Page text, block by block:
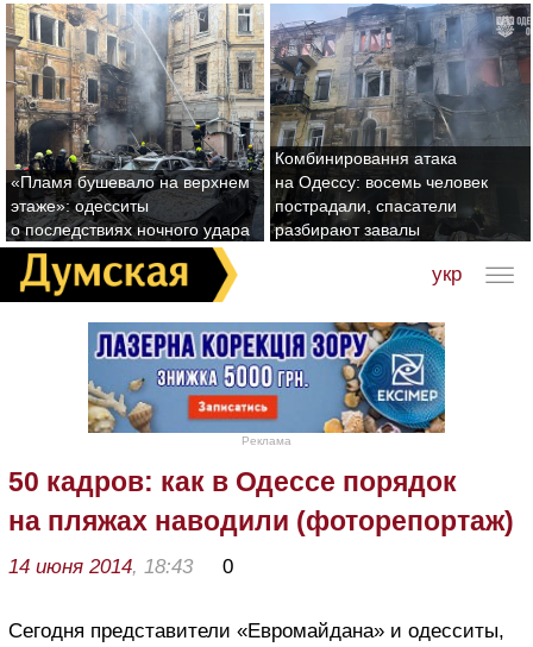
«Пламя бушевало на верхнем
этаже»: одесситы
о последствиях ночного удара
Комбинировання атака
на Одессу: восемь человек
пострадали, спасатели
разбирают завалы
укр
Реклама
50 кадров: как в Одессе порядок
на пляжах наводили (фоторепортаж)
14 июня 2014, 18:43 0
Сегодня представители «Евромайдана» и одесситы,